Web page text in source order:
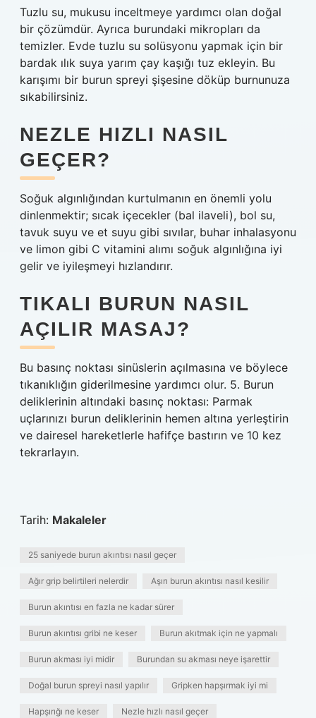
Tuzlu su, mukusu inceltmeye yardımcı olan doğal
bir çözümdür. Ayrıca burundaki mikropları da
temizler. Evde tuzlu su solüsyonu yapmak için bir
bardak ılık suya yarım çay kaşığı tuz ekleyin. Bu
karışımı bir burun spreyi şişesine döküp burnunuza
sıkabilirsiniz.
NEZLE HIZLI NASIL
GEÇER?
Soğuk algınlığından kurtulmanın en önemli yolu
dinlenmektir; sıcak içecekler (bal ilaveli), bol su,
tavuk suyu ve et suyu gibi sıvılar, buhar inhalasyonu
ve limon gibi C vitamini alımı soğuk algınlığına iyi
gelir ve iyileşmeyi hızlandırır.
TIKALI BURUN NASIL
AÇILIR MASAJ?
Bu basınç noktası sinüslerin açılmasına ve böylece
tıkanıklığın giderilmesine yardımcı olur. 5. Burun
deliklerinin altındaki basınç noktası: Parmak
uçlarınızı burun deliklerinin hemen altına yerleştirin
ve dairesel hareketlerle hafifçe bastırın ve 10 kez
tekrarlayın.
Tarih: Makaleler
25 saniyede burun akıntısı nasıl geçer
Ağır grip belirtileri nelerdir Aşırı burun akıntısı nasıl kesilir
Burun akıntısı en fazla ne kadar sürer
Burun akıntısı gribi ne keser Burun akıtmak için ne yapmalı
Burun akması iyi midir Burundan su akması neye işarettir
Doğal burun spreyi nasıl yapılır Gripken hapşırmak iyi mi
Hapşırığı ne keser Nezle hızlı nasıl geçer